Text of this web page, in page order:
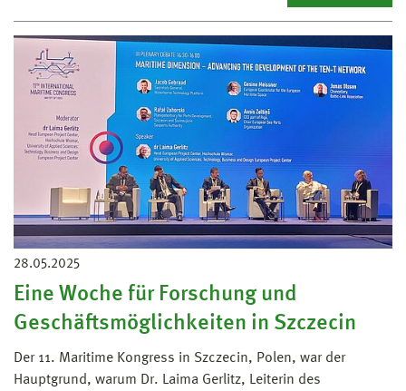
28.05.2025
Eine Woche für Forschung und
Geschäftsmöglichkeiten in Szczecin
Der 11. Maritime Kongress in Szczecin, Polen, war der
Hauptgrund, warum Dr. Laima Gerlitz, Leiterin des